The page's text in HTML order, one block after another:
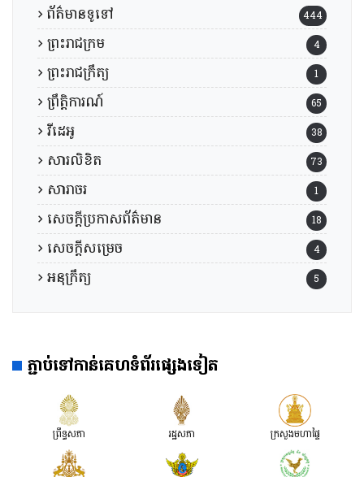
ព័ត៌មានទូទៅ 444
ព្រះរាជក្រម 4
ព្រះរាជក្រឹត្យ 1
ព្រឹត្តិការណ៍ 65
វីដេអូ 38
សារលិខិត 73
សារាចរ 1
សេចក្តីប្រកាសព័ត៌មាន 18
សេចក្តីសម្រេច 4
អនុក្រឹត្យ 5
ភ្ជាប់ទៅកាន់គេហទំព័រផ្សេងទៀត
ព្រឹទ្ធសភា រដ្ឋសភា ក្រសួងមហាផ្ទៃ